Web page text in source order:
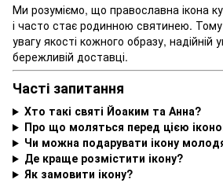
Ми розуміємо, що православна ікона
і часто стає родинною святинею.
увагу якості кожного образу, надійній
бережливій доставці.
Часті запитання
Хто такі святі Йоаким та Анна?
Про що моляться перед цією
Чи можна подарувати ікону
Де краще розмістити ікону?
Як замовити ікону?